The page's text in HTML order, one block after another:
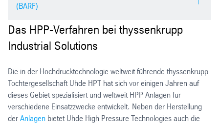
Klicken Sie hier, um mehr über HPP für Meeresfrüchte zu
erfahren!
Klicken Sie hier, um mehr über HPP für Wurst- und
Fleischprodukte zu erfahren!
Sterilisation wegen Temperaturmangel nicht möglich
Aufstriche auf Milchbasis
Dips und Salsa
Vakuumverpackungen
MAP-Verpackungen (bis zu 50% Gasfüllung)
Beutel
Taschen
PET-Flaschen
Schalen mit Aluminiumversiegelung
Limitation des HPP-Verfahrens:
(BARF)
Auswahl geeigneter Produkte:
Kekse oder Nuggets für Haustiere
Biologisch artgerechtes rohes Futter (BARF)
Das HPP-Verfahren bei thyssenkrupp
Industrial Solutions
Die in der Hochdrucktechnologie weltweit führende thyssenkrupp
Tochtergesellschaft Uhde HPT hat sich vor einigen Jahren auf
dieses Gebiet spezialisiert und weltweit HPP Anlagen für
verschiedene Einsatzzwecke entwickelt. Neben der Herstellung
der Anlagen bietet Uhde High Pressure Technologies auch die